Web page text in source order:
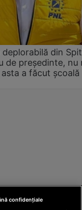
din
de președinte, nu
a făcut școală
confidențiale